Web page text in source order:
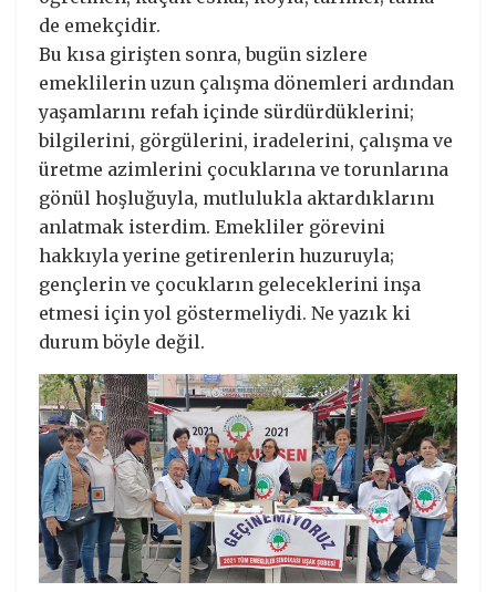
de emekçidir.
Bu kısa girişten sonra, bugün sizlere
emeklilerin uzun çalışma dönemleri ardından
yaşamlarını refah içinde sürdürdüklerini;
bilgilerini, görgülerini, iradelerini, çalışma ve
üretme azimlerini çocuklarına ve torunlarına
gönül hoşluğuyla, mutlulukla aktardıklarını
anlatmak isterdim. Emekliler görevini
hakkıyla yerine getirenlerin huzuruyla;
gençlerin ve çocukların geleceklerini inşa
etmesi için yol göstermeliydi. Ne yazık ki
durum böyle değil.